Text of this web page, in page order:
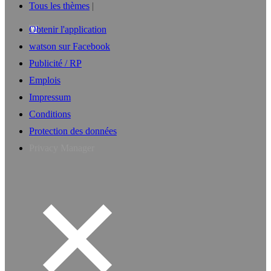
Tous les thèmes
Obtenir l'application
watson sur Facebook
Publicité / RP
Emplois
Impressum
Conditions
Protection des données